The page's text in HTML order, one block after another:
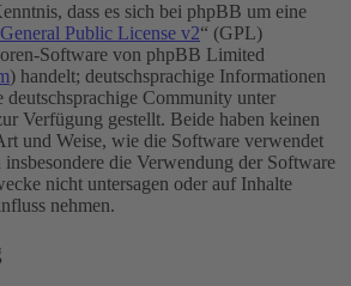
dass es sich bei phpBB um eine
Public License v2“ (GPL)
Software von phpBB Limited
) handelt; deutschsprachige Informationen
deutschsprachige Community unter
Verfügung gestellt. Beide haben keinen
und Weise, wie die Software verwendet
die Verwendung der Software
nicht untersagen oder auf Inhalte
nehmen.